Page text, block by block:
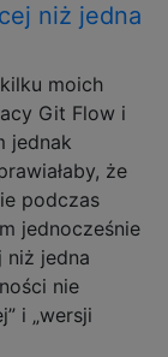
niż jedna
moich
Git Flow i
jednak
że
podczas
jednocześnie
niż jedna
nie
i „wersji